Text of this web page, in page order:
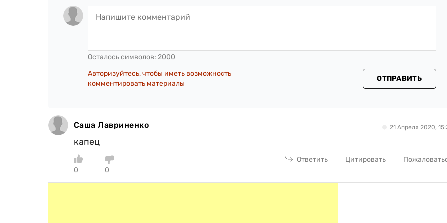
Осталось символов: 2000
Авторизуйтесь, чтобы иметь возможность
комментировать материалы
ОТПРАВИТЬ
Саша Лавриненко 21 Апреля 2020,
капец
0 0
Ответить Цитировать